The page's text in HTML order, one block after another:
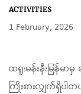
ACTIVITIES
1 February, 2026
ထရူးမန်းနီးမြန်မ
ကြိုးစားလျှက်ရှိပါ